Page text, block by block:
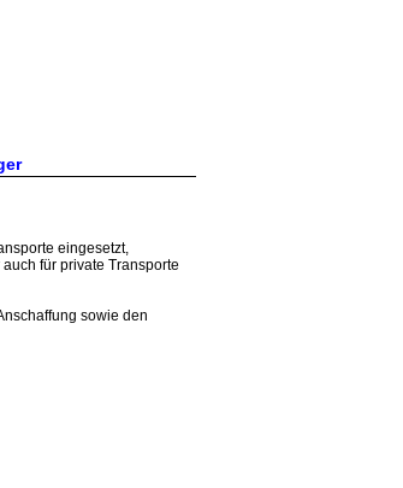
eingesetzt,
für private Transporte
sowie den